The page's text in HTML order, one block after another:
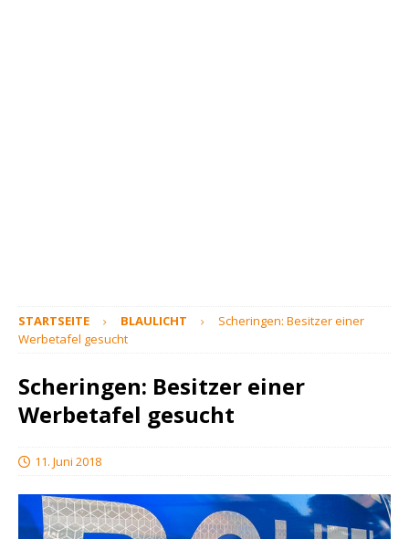
STARTSEITE BLAULICHT
Scheringen: Besitzer einer
Werbetafel gesucht
Scheringen: Besitzer einer
Werbetafel gesucht
11. Juni 2018